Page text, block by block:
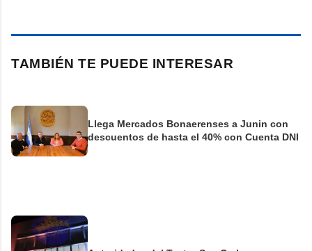
TAMBIÉN TE PUEDE INTERESAR
Llega Mercados Bonaerenses a Junin con
descuentos de hasta el 40% con Cuenta DNI